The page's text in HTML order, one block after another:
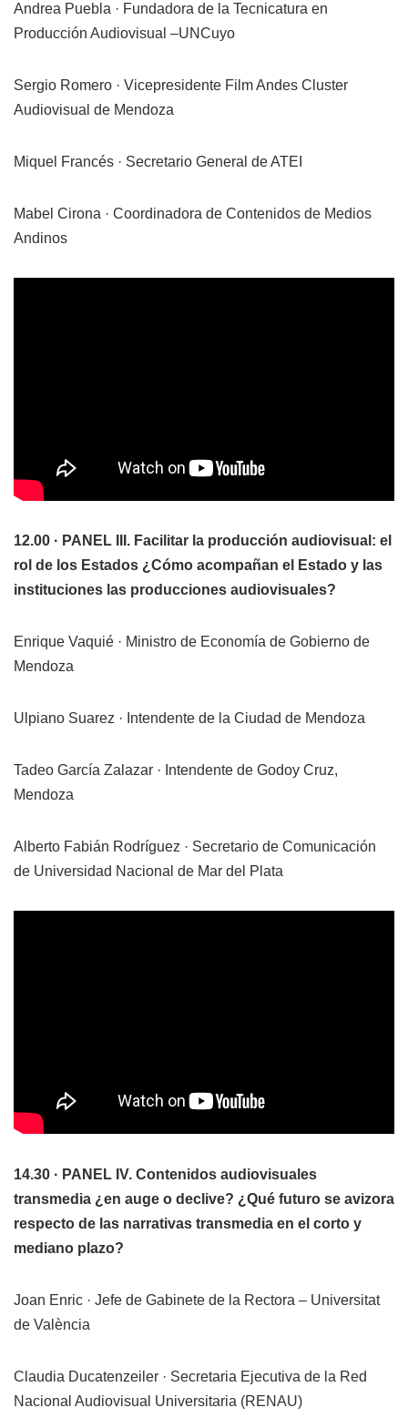
Andrea Puebla · Fundadora de la Tecnicatura en
Producción Audiovisual –UNCuyo
Sergio Romero · Vicepresidente Film Andes Cluster
Audiovisual de Mendoza
Miquel Francés · Secretario General de ATEI
Mabel Cirona · Coordinadora de Contenidos de Medios
Andinos
12.00 · PANEL III. Facilitar la producción audiovisual: el
rol de los Estados ¿Cómo acompañan el Estado y las
instituciones las producciones audiovisuales?
Enrique Vaquié · Ministro de Economía de Gobierno de
Mendoza
Ulpiano Suarez · Intendente de la Ciudad de Mendoza
Tadeo García Zalazar · Intendente de Godoy Cruz,
Mendoza
Alberto Fabián Rodríguez · Secretario de Comunicación
de Universidad Nacional de Mar del Plata
14.30 · PANEL IV. Contenidos audiovisuales
transmedia ¿en auge o declive? ¿Qué futuro se avizora
respecto de las narrativas transmedia en el corto y
mediano plazo?
Joan Enric · Jefe de Gabinete de la Rectora – Universitat
de València
Claudia Ducatenzeiler · Secretaria Ejecutiva de la Red
Nacional Audiovisual Universitaria (RENAU)